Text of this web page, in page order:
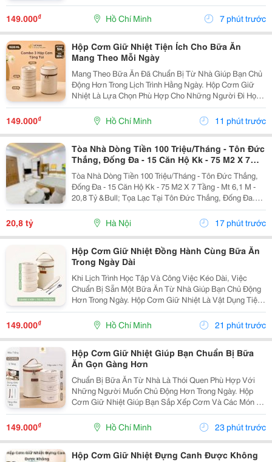
Sắp Xếp Và Mang Theo Các Món Ăn Trở Nên Thuận
Tiện, Đồng Thời Phù Hợp Với Nhiều Thói Quen Sinh
149.000₫ Hồ Chí Minh 7 phút trước
Hộp Cơm Giữ Nhiệt Tiện Ích Cho Bữa Ăn
Mang Theo Mỗi Ngày
Mang Theo Bữa Ăn Đã Chuẩn Bị Từ Nhà Giúp Bạn Chủ
Động Hơn Trong Lịch Trình Hằng Ngày. Hộp Cơm Giữ
Nhiệt Là Lựa Chọn Phù Hợp Cho Những Người Đi Học,
Đi Làm Hoặc Thường Xuyên Di Chuyển, Giúp Việc Sắp
Xếp Và Mang Theo Thức Ăn Trở Nên Gọn Gàng Hơn.
149.000₫ Hồ Chí Minh 11 phút trước
Tòa Nhà Dòng Tiền 100 Triệu/Tháng - Tôn Đức
Thắng, Đống Đa - 15 Căn Hộ Kk - 75 M2 X 7
Tầng - Mt 6,1 M - 20,8 Tỷ
Tòa Nhà Dòng Tiền 100 Triệu/Tháng - Tôn Đức Thắng,
Đống Đa - 15 Căn Hộ Kk - 75 M2 X 7 Tầng - Mt 6,1 M -
20,8 Tỷ &Bull; Tọa Lạc Tại Tôn Đức Thắng, Đống Đa.
Cách Mặt Phố Khoảng 50 Mét, Cách Ô Tô Tránh Khoảng
10 Mét, Vị Trí Thuận Tiện Khai Thác...
20,8 tỷ Hà Nội 17 phút trước
Hộp Cơm Giữ Nhiệt Đồng Hành Cùng Bữa Ăn
Trong Ngày Dài
Khi Lịch Trình Học Tập Và Công Việc Kéo Dài, Việc
Chuẩn Bị Sẵn Một Bữa Ăn Từ Nhà Giúp Bạn Chủ Động
Hơn Trong Ngày. Hộp Cơm Giữ Nhiệt Là Vật Dụng Tiện
Lợi, Hỗ Trợ Mang Theo Nhiều Món Ăn Và Phù Hợp Với
Những Người Thường Xuyên Ăn Trưa Tại Trường,
149.000₫ Hồ Chí Minh 21 phút trước
Hộp Cơm Giữ Nhiệt Giúp Bạn Chuẩn Bị Bữa
Ăn Gọn Gàng Hơn
Chuẩn Bị Bữa Ăn Từ Nhà Là Thói Quen Phù Hợp Với
Những Người Muốn Chủ Động Hơn Trong Ngày. Hộp
Cơm Giữ Nhiệt Giúp Bạn Sắp Xếp Cơm Và Các Món Ăn
Kèm Gọn Gàng, Thuận Tiện Mang Theo Đến Trường,
Văn Phòng Hoặc Trong Những Chuyến Đi. Chọn Hộp Có
Số Ngăn...
149.000₫ Hồ Chí Minh 23 phút trước
Hộp Cơm Giữ Nhiệt Đựng Canh Được Không